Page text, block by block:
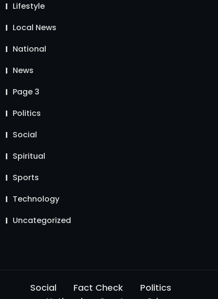
Lifestyle
Local News
National
News
Page 3
Politics
Social
Spiritual
Sports
Technology
Uncategorized
Social Fact Check
Politics